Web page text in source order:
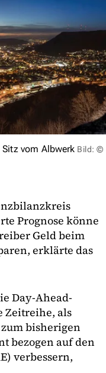
vom Albwerk Bild: ©
Prognose könne
Geld beim
erklärte das
Day-Ahead-
Zeitreihe, als
bisherigen
bezogen auf den
verbessern,